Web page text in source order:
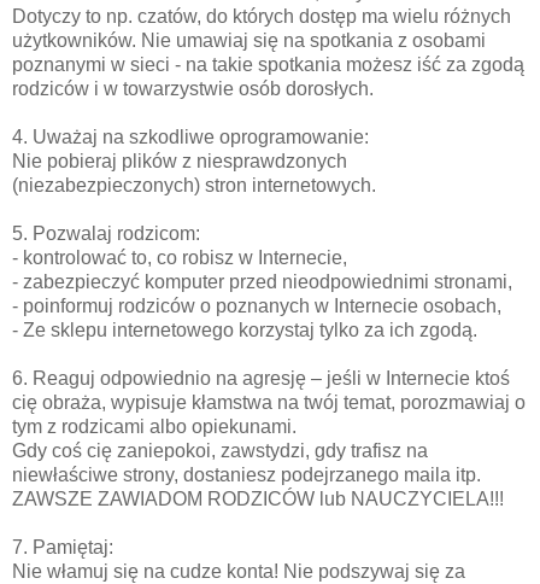
Dotyczy to np. czatów, do których dostęp ma wielu różnych
użytkowników. Nie umawiaj się na spotkania z osobami
poznanymi w sieci - na takie spotkania możesz iść za zgodą
rodziców i w towarzystwie osób dorosłych.
4. Uważaj na szkodliwe oprogramowanie:
Nie pobieraj plików z niesprawdzonych
(niezabezpieczonych) stron internetowych.
5. Pozwalaj rodzicom:
- kontrolować to, co robisz w Internecie,
- zabezpieczyć komputer przed nieodpowiednimi stronami,
- poinformuj rodziców o poznanych w Internecie osobach,
- Ze sklepu internetowego korzystaj tylko za ich zgodą.
6. Reaguj odpowiednio na agresję – jeśli w Internecie ktoś
cię obraża, wypisuje kłamstwa na twój temat, porozmawiaj o
tym z rodzicami albo opiekunami.
Gdy coś cię zaniepokoi, zawstydzi, gdy trafisz na
niewłaściwe strony, dostaniesz podejrzanego maila itp.
ZAWSZE ZAWIADOM RODZICÓW lub NAUCZYCIELA!!!
7. Pamiętaj:
Nie włamuj się na cudze konta! Nie podszywaj się za